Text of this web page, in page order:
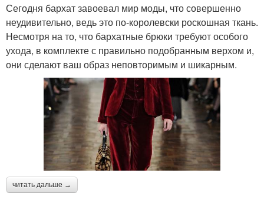
Сегодня бархат завоевал мир моды, что совершенно
неудивительно, ведь это по-королевски роскошная ткань.
Несмотря на то, что бархатные брюки требуют особого
ухода, в комплекте с правильно подобранным верхом и,
они сделают ваш образ неповторимым и шикарным.
читать дальше →